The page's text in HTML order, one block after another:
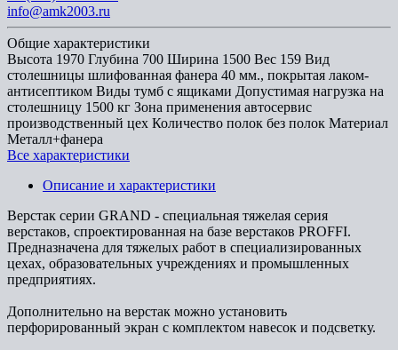
info@amk2003.ru
Общие характеристики
Высота 1970 Глубина 700 Ширина 1500 Вес 159 Вид
столешницы шлифованная фанера 40 мм., покрытая лаком-
антисептиком Виды тумб с ящиками Допустимая нагрузка на
столешницу 1500 кг Зона применения автосервис
производственный цех Количество полок без полок Материал
Металл+фанера
Все характеристики
Описание и характеристики
Верстак серии GRAND - специальная тяжелая серия
верстаков, спроектированная на базе верстаков PROFFI.
Предназначена для тяжелых работ в специализированных
цехах, образовательных учреждениях и промышленных
предприятиях.
Дополнительно на верстак можно установить
перфорированный экран с комплектом навесок и подсветку.